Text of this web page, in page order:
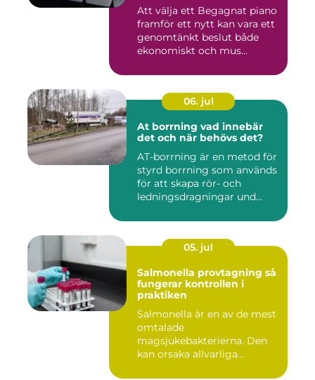
Att välja ett Begagnat piano
framför ett nytt kan vara ett
genomtänkt beslut både
ekonomiskt och mus...
06. jul
At borrning vad innebär
det och när behövs det?
AT-borrning är en metod för
styrd borrning som används
för att skapa rör- och
ledningsdragningar und...
05. jul
Salmonella provtagning så
fungerar kontrollen i
praktiken
Salmonella är en av de mest
omtalade
magsjukebakterierna. Den
kan orsaka allvarliga